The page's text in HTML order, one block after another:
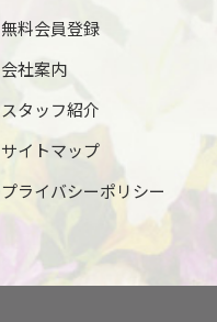
無料会員登録
会社案内
スタッフ紹介
サイトマップ
プライバシーポリシー